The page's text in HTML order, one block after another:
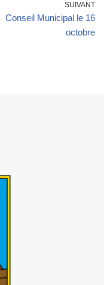
SUIVANT
Conseil Municipal le 16
octobre